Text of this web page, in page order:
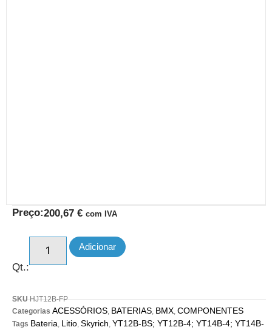
Preço:200,67 € com IVA
Qt.:
Adicionar
SKU HJT12B-FP
Categorias ACESSÓRIOS BATERIAS BMX COMPONENTES
Tags Bateria Litio Skyrich YT12B-BS; YT12B-4; YT14B-4; YT14B-